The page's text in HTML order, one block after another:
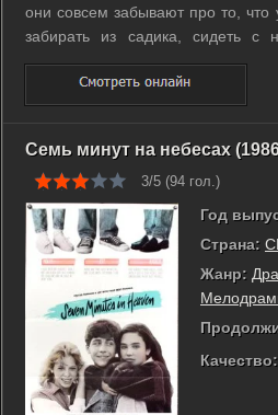
они совсем забывают про то, что
забирать из садика, сидеть с
укладывать ее спать,
оставить малютку Мэйзи?
нынешнюю жену папы, ...
Семь минут на небесах
3/5 (94 гол.)
Год
Страна:
Жанр:
Качество: